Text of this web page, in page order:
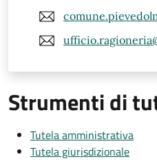
Strumenti di
Tutela amministrativa
Tutela giurisdizionale